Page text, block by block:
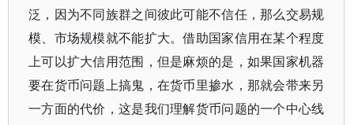
泛，因为不同族群之间彼此可能不信任，那么交易规
模、市场规模就不能扩大。借助国家信用在某个程度
上可以扩大信用范围，但是麻烦的是，如果国家机器
要在货币问题上搞鬼，在货币里掺水，那就会带来另
一方面的代价，这是我们理解货币问题的一个中心线